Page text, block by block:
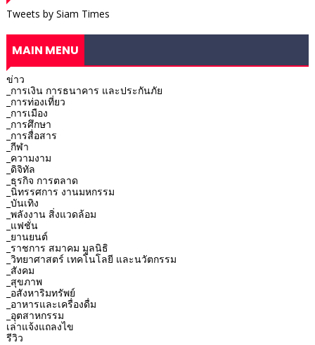
Tweets by Siam Times
MAIN MENU
ข่าว
_การเงิน การธนาคาร และประกันภัย
_การท่องเที่ยว
_การเมือง
_การศึกษา
_การสื่อสาร
_กีฬา
_ความงาม
_ดิจิทัล
_ธุรกิจ การตลาด
_นิทรรศการ งานมหกรรม
_บันเทิง
_พลังงาน สิ่งแวดล้อม
_แฟชั่น
_ยานยนต์
_ราชการ สมาคม มูลนิธิ
_วิทยาศาสตร์ เทคโนโลยี และนวัตกรรม
_สังคม
_สุขภาพ
_อสังหาริมทรัพย์
_อาหารและเครื่องดื่ม
_อุตสาหกรรม
เล่าแจ้งแถลงไข
รีวิว